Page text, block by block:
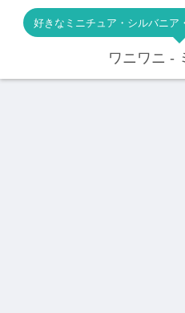
好きなミニチュア・シルバニア
ワニワニ -